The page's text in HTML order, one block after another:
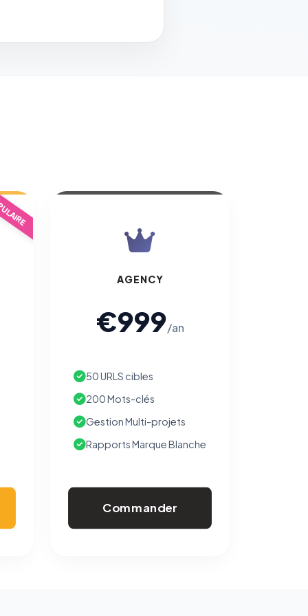
AGENCY
€999/an
50 URLS cibles
200 Mots-clés
Gestion Multi-projets
Rapports Marque Blanche
Commander